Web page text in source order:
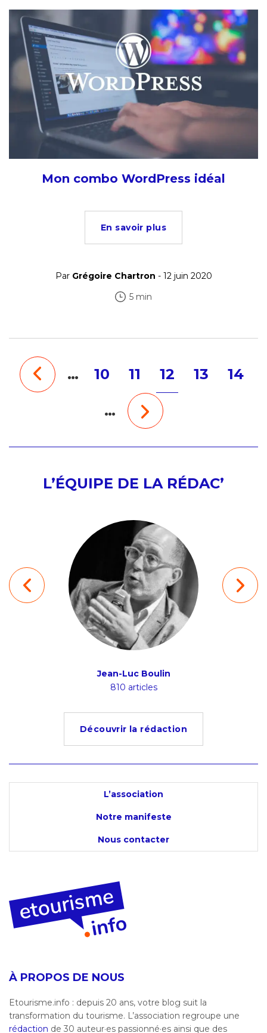
Mon combo WordPress idéal
En savoir plus
Par Grégoire Chartron - 12 juin 2020
5 min
… 10 11 12 13 14
…
L’ÉQUIPE DE LA RÉDAC’
Jean-Luc Boulin
810 articles
Découvrir la rédaction
L’association
Notre manifeste
Nous contacter
À PROPOS DE NOUS
Etourisme.info : depuis 20 ans, votre blog suit la
transformation du tourisme. L’association regroupe une
rédaction de 30 auteur·es passionné·es ainsi que des